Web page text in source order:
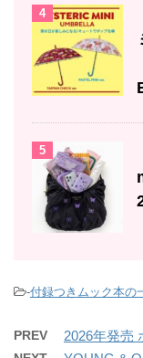
4
5
-付録つきムック本の
PREV 2026年発売